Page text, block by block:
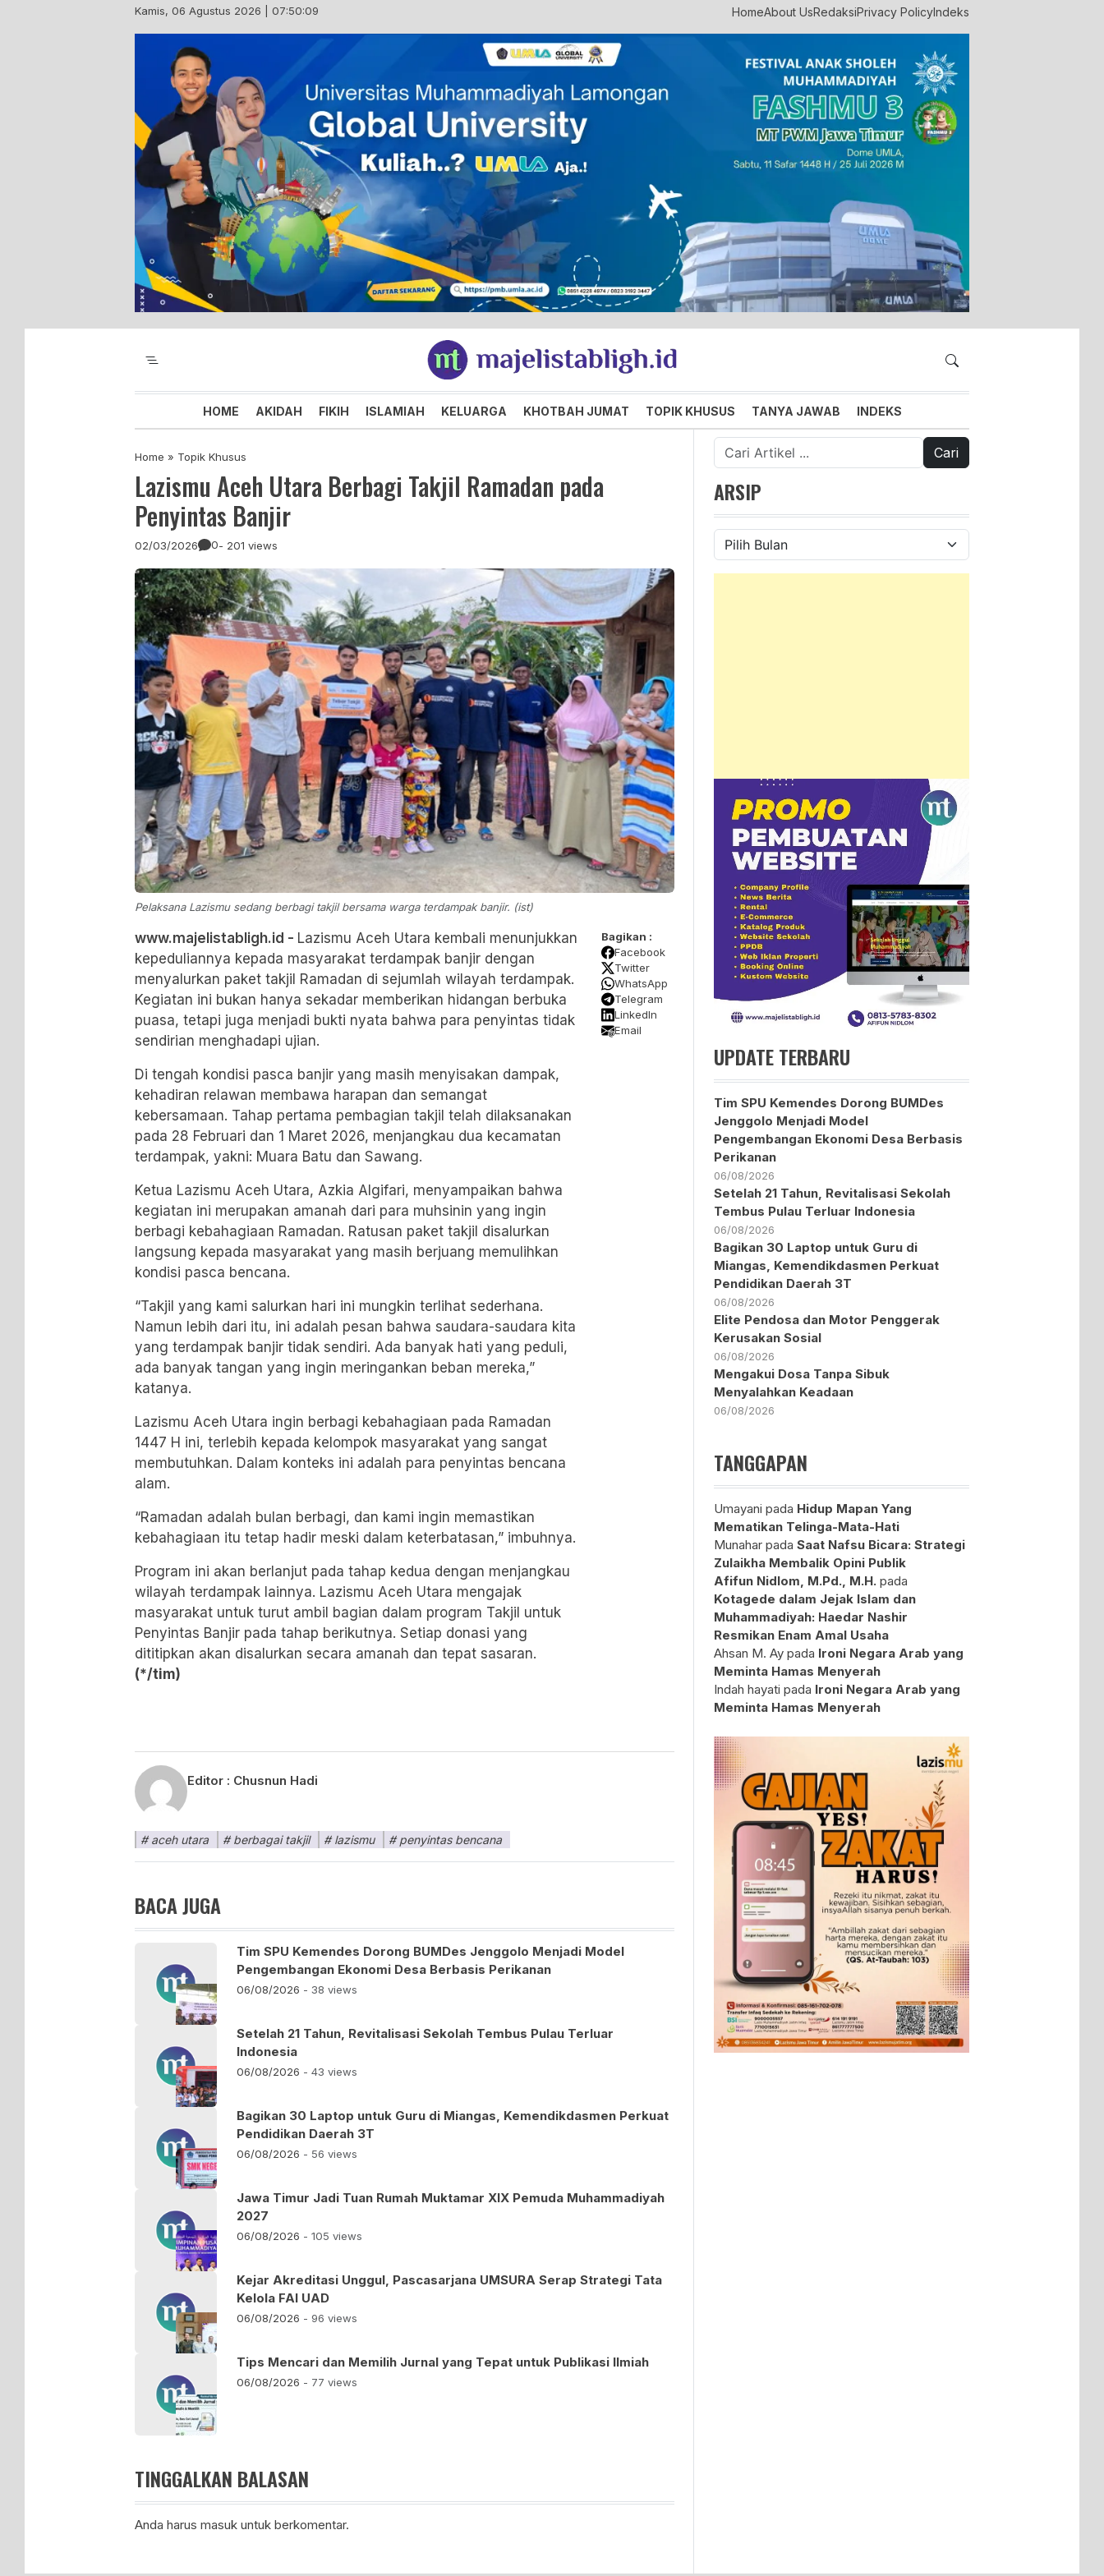
Kamis, 06 Agustus 2026 | 07:50:10 HomeAbout UsRedaksiPrivacy PolicyIndeks
Majelis Tabligh Muhammadiyah
Syiar Dakwah Islam Berkemajuan dan Menggembirakan
HOME AKIDAH FIKIH ISLAMIAH KELUARGA KHOTBAH JUMAT TOPIK KHUSUS TANYA JAWAB INDEKS
Home » Topik Khusus
Lazismu Aceh Utara Berbagi Takjil Ramadan pada
Penyintas Banjir
02/03/2026 0- 201 views
Pelaksana Lazismu sedang berbagi takjil bersama warga terdampak banjir. (ist)
www.majelistabligh.id - Lazismu Aceh Utara kembali menunjukkan
kepeduliannya kepada masyarakat terdampak banjir dengan
menyalurkan paket takjil Ramadan di sejumlah wilayah terdampak.
Kegiatan ini bukan hanya sekadar memberikan hidangan berbuka
puasa, tetapi juga menjadi bukti nyata bahwa para penyintas tidak
sendirian menghadapi ujian.
Di tengah kondisi pasca banjir yang masih menyisakan dampak,
kehadiran relawan membawa harapan dan semangat
kebersamaan. Tahap pertama pembagian takjil telah dilaksanakan
pada 28 Februari dan 1 Maret 2026, menjangkau dua kecamatan
terdampak, yakni: Muara Batu dan Sawang.
Ketua Lazismu Aceh Utara, Azkia Algifari, menyampaikan bahwa
kegiatan ini merupakan amanah dari para muhsinin yang ingin
berbagi kebahagiaan Ramadan. Ratusan paket takjil disalurkan
langsung kepada masyarakat yang masih berjuang memulihkan
kondisi pasca bencana.
“Takjil yang kami salurkan hari ini mungkin terlihat sederhana.
Namun lebih dari itu, ini adalah pesan bahwa saudara-saudara kita
yang terdampak banjir tidak sendiri. Ada banyak hati yang peduli,
ada banyak tangan yang ingin meringankan beban mereka,”
katanya.
Lazismu Aceh Utara ingin berbagi kebahagiaan pada Ramadan
1447 H ini, terlebih kepada kelompok masyarakat yang sangat
membutuhkan. Dalam konteks ini adalah para penyintas bencana
alam.
“Ramadan adalah bulan berbagi, dan kami ingin memastikan
kebahagiaan itu tetap hadir meski dalam keterbatasan,” imbuhnya.
Program ini akan berlanjut pada tahap kedua dengan menjangkau
wilayah terdampak lainnya. Lazismu Aceh Utara mengajak
masyarakat untuk turut ambil bagian dalam program Takjil untuk
Penyintas Banjir pada tahap berikutnya. Setiap donasi yang
dititipkan akan disalurkan secara amanah dan tepat sasaran.
(*/tim)
Bagikan :
Facebook
Twitter
WhatsApp
Telegram
LinkedIn
Email
Editor : Chusnun Hadi
aceh utara berbagai takjil lazismu penyintas bencana
BACA JUGA
Tim SPU Kemendes Dorong BUMDes Jenggolo Menjadi Model
Pengembangan Ekonomi Desa Berbasis Perikanan
06/08/2026 - 38 views
Setelah 21 Tahun, Revitalisasi Sekolah Tembus Pulau Terluar
Indonesia
06/08/2026 - 43 views
Bagikan 30 Laptop untuk Guru di Miangas, Kemendikdasmen Perkuat
Pendidikan Daerah 3T
06/08/2026 - 56 views
Jawa Timur Jadi Tuan Rumah Muktamar XIX Pemuda Muhammadiyah
2027
06/08/2026 - 105 views
Kejar Akreditasi Unggul, Pascasarjana UMSURA Serap Strategi Tata
Kelola FAI UAD
06/08/2026 - 96 views
Tips Mencari dan Memilih Jurnal yang Tepat untuk Publikasi Ilmiah
06/08/2026 - 77 views
TINGGALKAN BALASAN
Anda harus masuk untuk berkomentar.
Cari
untuk:
ARSIP
Arsip
UPDATE TERBARU
Tim SPU Kemendes Dorong BUMDes
Jenggolo Menjadi Model
Pengembangan Ekonomi Desa Berbasis
Perikanan
06/08/2026
Setelah 21 Tahun, Revitalisasi Sekolah
Tembus Pulau Terluar Indonesia
06/08/2026
Bagikan 30 Laptop untuk Guru di
Miangas, Kemendikdasmen Perkuat
Pendidikan Daerah 3T
06/08/2026
Elite Pendosa dan Motor Penggerak
Kerusakan Sosial
06/08/2026
Mengakui Dosa Tanpa Sibuk
Menyalahkan Keadaan
06/08/2026
TANGGAPAN
Umayani pada Hidup Mapan Yang
Mematikan Telinga-Mata-Hati
Munahar padaSaat Nafsu Bicara: Strategi
Zulaikha Membalik Opini Publik
Afifun Nidlom, M.Pd., M.H. pada
Kotagede dalam Jejak Islam dan
Muhammadiyah: Haedar Nashir
Resmikan Enam Amal Usaha
Ahsan M. Ay pada Ironi Negara Arab yang
Meminta Hamas Menyerah
Indah hayati pada Ironi Negara Arab yang
Meminta Hamas Menyerah